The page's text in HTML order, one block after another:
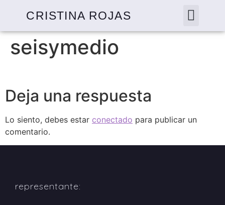
CRISTINA ROJAS
seisymedio
Deja una respuesta
Lo siento, debes estar conectado para publicar un
comentario.
representante: